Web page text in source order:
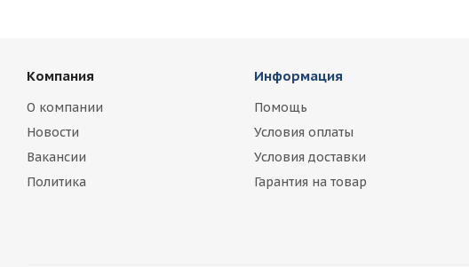
Компания
О компании
Новости
Вакансии
Политика
Информация
Помощь
Условия оплаты
Условия доставки
Гарантия на товар